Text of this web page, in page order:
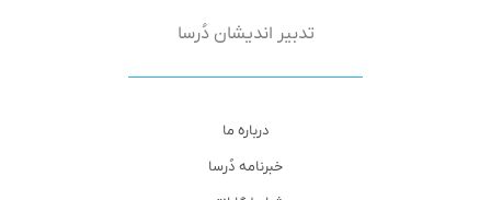
تدبیر اندیشان دُرسا
درباره ما
خبرنامه دُرسا